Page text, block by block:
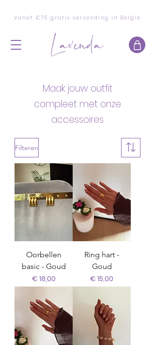
Vanaf €75 gratis verzending in België
Maak jouw outfit
compleet met onze
accessoires
Filteren
Oorbellen
basic - Goud
Prijs
€ 18,00
Ring hart -
Goud
Prijs
€ 15,00